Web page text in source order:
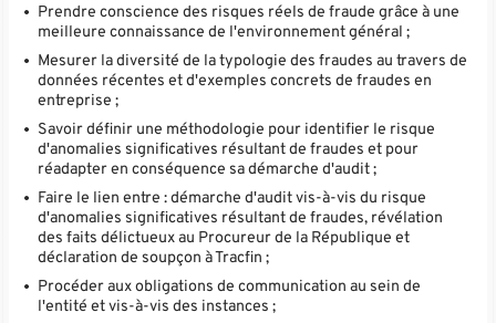
Prendre conscience des risques réels de fraude grâce à une
meilleure connaissance de l'environnement général ;
Mesurer la diversité de la typologie des fraudes au travers de
données récentes et d'exemples concrets de fraudes en
entreprise ;
Savoir définir une méthodologie pour identifier le risque
d'anomalies significatives résultant de fraudes et pour
réadapter en conséquence sa démarche d'audit ;
Faire le lien entre : démarche d'audit vis-à-vis du risque
d'anomalies significatives résultant de fraudes, révélation
des faits délictueux au Procureur de la République et
déclaration de soupçon à Tracfin ;
Procéder aux obligations de communication au sein de
l'entité et vis-à-vis des instances ;